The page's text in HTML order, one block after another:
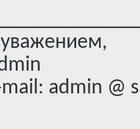
admin @